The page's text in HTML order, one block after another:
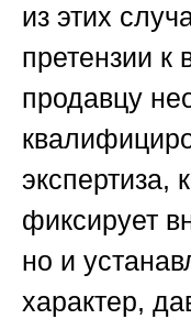
из этих
претензии к
продавцу
экспертиза,
фиксирует
но и
характер,